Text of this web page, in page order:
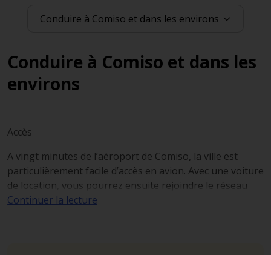
Conduire à Comiso et dans les
environs
Accès
A vingt minutes de l’aéroport de Comiso, la ville est
particulièrement facile d’accès en avion. Avec une voiture
de location, vous pourrez ensuite rejoindre le réseau
routier sicilien : rejoignez l’autoroute Super Strada
Continuer la lecture